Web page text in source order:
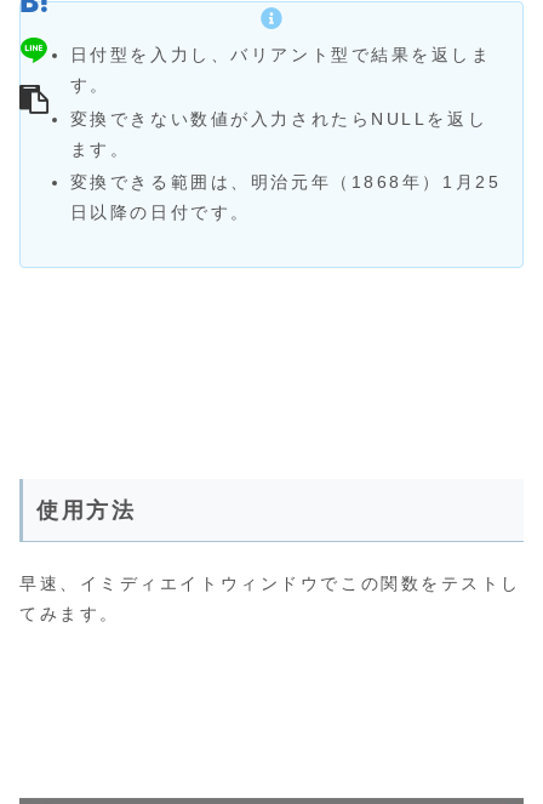
日付型を入力し、バリアント型で結果を返しま
す。
変換できない数値が入力されたらNULLを返し
ます。
変換できる範囲は、明治元年（1868年）1月25
日以降の日付です。
使用方法
早速、イミディエイトウィンドウでこの関数をテストし
てみます。